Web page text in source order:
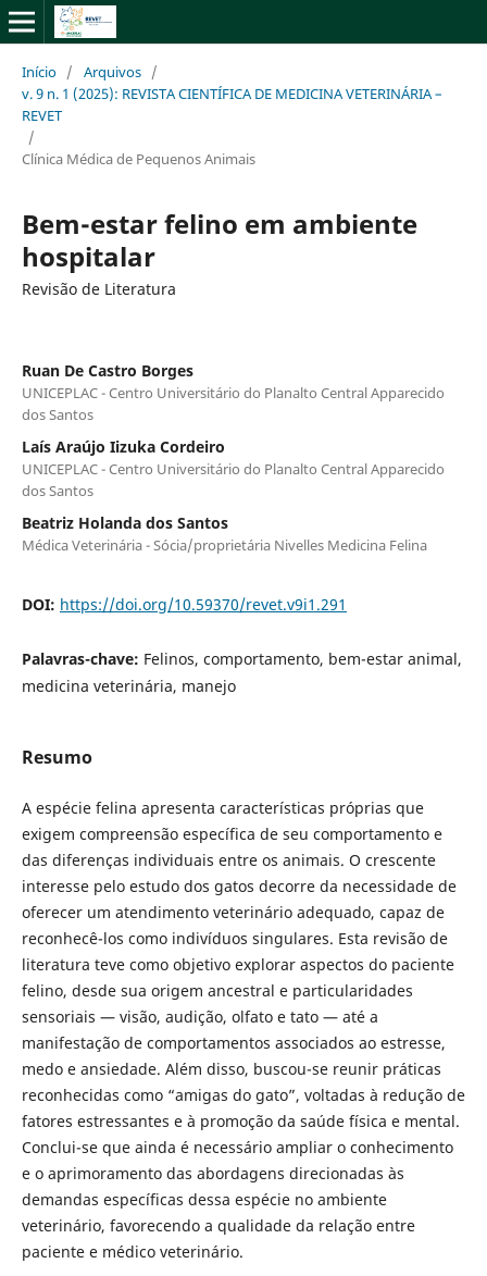
Início / Arquivos /
v. 9 n. 1 (2025): REVISTA CIENTÍFICA DE MEDICINA VETERINÁRIA –
REVET
/
Clínica Médica de Pequenos Animais
Bem-estar felino em ambiente
hospitalar
Revisão de Literatura
Ruan De Castro Borges
UNICEPLAC - Centro Universitário do Planalto Central Apparecido
dos Santos
Laís Araújo Iizuka Cordeiro
UNICEPLAC - Centro Universitário do Planalto Central Apparecido
dos Santos
Beatriz Holanda dos Santos
Médica Veterinária - Sócia/proprietária Nivelles Medicina Felina
DOI: https://doi.org/10.59370/revet.v9i1.291
Palavras-chave: Felinos, comportamento, bem-estar animal,
medicina veterinária, manejo
Resumo
A espécie felina apresenta características próprias que
exigem compreensão específica de seu comportamento e
das diferenças individuais entre os animais. O crescente
interesse pelo estudo dos gatos decorre da necessidade de
oferecer um atendimento veterinário adequado, capaz de
reconhecê-los como indivíduos singulares. Esta revisão de
literatura teve como objetivo explorar aspectos do paciente
felino, desde sua origem ancestral e particularidades
sensoriais — visão, audição, olfato e tato — até a
manifestação de comportamentos associados ao estresse,
medo e ansiedade. Além disso, buscou-se reunir práticas
reconhecidas como “amigas do gato”, voltadas à redução de
fatores estressantes e à promoção da saúde física e mental.
Conclui-se que ainda é necessário ampliar o conhecimento
e o aprimoramento das abordagens direcionadas às
demandas específicas dessa espécie no ambiente
veterinário, favorecendo a qualidade da relação entre
paciente e médico veterinário.